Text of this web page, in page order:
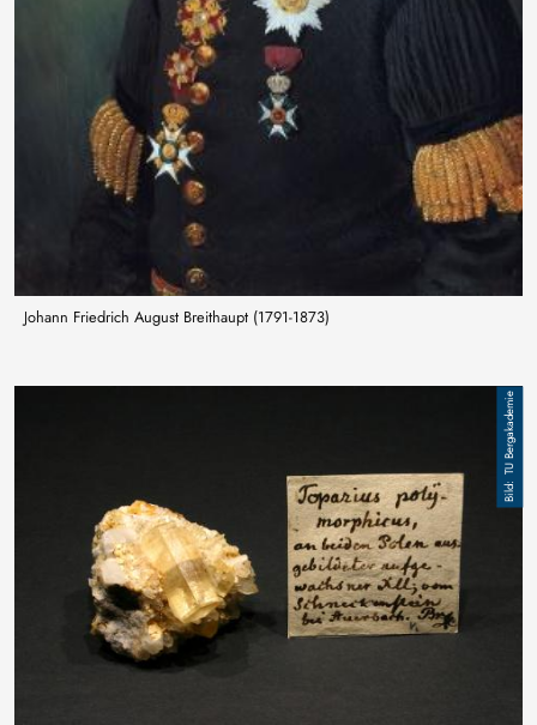
Johann Friedrich August Breithaupt (1791-1873)
TU Bergakademie